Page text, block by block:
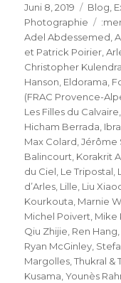
Veröffentlicht
am
Juni 8, 2019 Blog
Photographie
Adel Abdessemed ,
et Patrick Poirier ,
Christopher
Hanson Eldorama
(FRAC Provence-
Les Filles du Calvaire
Hicham Berrada
Max Colard ,Jérôme
Balincourt Korakrit
du Ciel Le Tripostal
d’Arles Lille Liu
Kourkouta Marnie
Michel Poivert Mike
Qiu Zhijie Ren Hang
Ryan McGinley
Margolles ,Thukral &
Kusama ,Younès